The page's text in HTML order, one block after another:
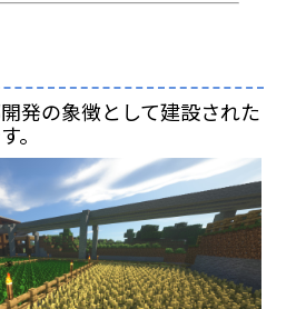
発の象徴として建設された
。